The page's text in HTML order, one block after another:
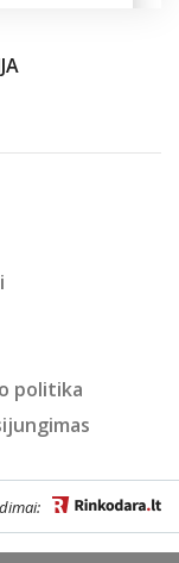
politika